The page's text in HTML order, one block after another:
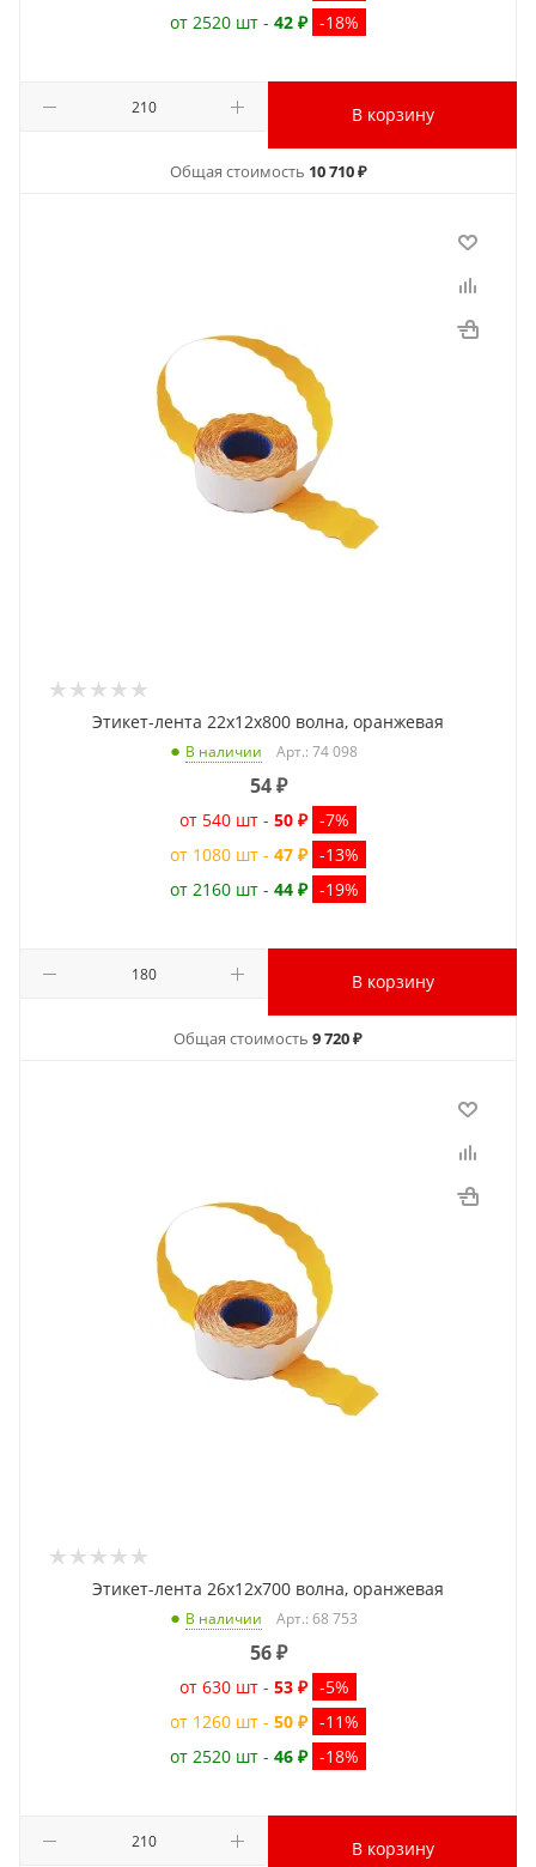
от 2520 шт - 42 ₽ -18%
В корзину
Общая стоимость 10 710 ₽
Этикет-лента 22x12x800 волна, оранжевая
В наличии Арт.: 74 098
54₽
от 540 шт - 50 ₽ -7%
от 1080 шт - 47 ₽ -13%
от 2160 шт - 44 ₽ -19%
В корзину
Общая стоимость 9 720 ₽
Этикет-лента 26x12x700 волна, оранжевая
В наличии Арт.: 68 753
56₽
от 630 шт - 53 ₽ -5%
от 1260 шт - 50 ₽ -11%
от 2520 шт - 46 ₽ -18%
В корзину